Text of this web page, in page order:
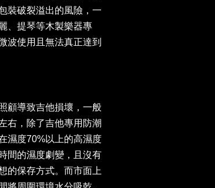
裝破裂溢出的風險，一
、提琴等木製樂器專
波使用且無法真正達到
顧導致吉他損壞，一般
右，除了吉他專用防潮
濕度70%以上的高濕度
間的濕度劇變，且沒有
的保存方式。而市面上